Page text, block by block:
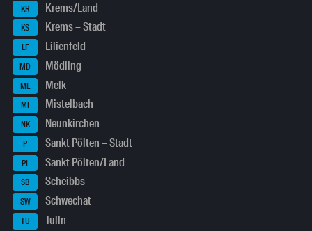
KR Krems/Land
KS Krems – Stadt
LF Lilienfeld
MD Mödling
ME Melk
MI Mistelbach
NK Neunkirchen
P Sankt Pölten – Stadt
PL Sankt Pölten/Land
SB Scheibbs
SW Schwechat
TU Tulln